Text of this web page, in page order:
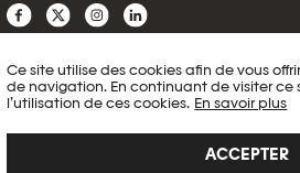
Ce site utilise des cookies afin de vous
de navigation. En continuant de visiter ce
l’utilisation de ces cookies. En savoir plus
ACCEPTER